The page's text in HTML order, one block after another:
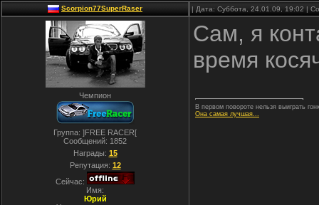
Scorpion77SuperRaser | Дата: Суббота, 24.01.09, 19:02 |
Чемпион
Группа: ]FREE RACER[
Сообщений: 1852
Награды: 15
Репутация: 12
Сейчас:
Имя:
Юрий
Сам, я
время
В первом повороте нельзя выиграть
Она самая лучшая...